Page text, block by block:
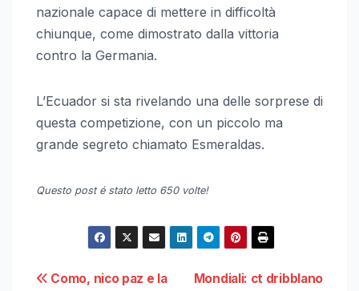
nazionale capace di mettere in difficoltà
chiunque, come dimostrato dalla vittoria
contro la Germania.
L’Ecuador si sta rivelando una delle sorprese di
questa competizione, con un piccolo ma
grande segreto chiamato Esmeraldas.
Questo post é stato letto 650 volte!
Navigazione
Mondiali: ct dribblano
Como, nico paz e la